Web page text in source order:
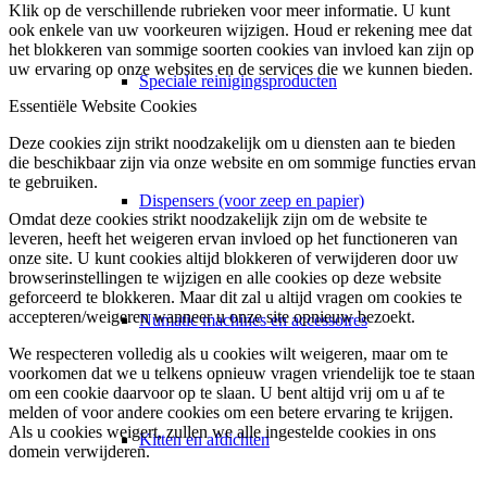
Speciale reinigingsproducten
Dispensers (voor zeep en papier)
Numatic machines en accessoires
Kitten en afdichten
Klik op de verschillende rubrieken voor meer informatie. U kunt
ook enkele van uw voorkeuren wijzigen. Houd er rekening mee dat
het blokkeren van sommige soorten cookies van invloed kan zijn op
uw ervaring op onze websites en de services die we kunnen bieden.
Essentiële Website Cookies
Deze cookies zijn strikt noodzakelijk om u diensten aan te bieden
die beschikbaar zijn via onze website en om sommige functies ervan
te gebruiken.
Omdat deze cookies strikt noodzakelijk zijn om de website te
leveren, heeft het weigeren ervan invloed op het functioneren van
onze site. U kunt cookies altijd blokkeren of verwijderen door uw
browserinstellingen te wijzigen en alle cookies op deze website
geforceerd te blokkeren. Maar dit zal u altijd vragen om cookies te
accepteren/weigeren wanneer u onze site opnieuw bezoekt.
We respecteren volledig als u cookies wilt weigeren, maar om te
voorkomen dat we u telkens opnieuw vragen vriendelijk toe te staan
om een cookie daarvoor op te slaan. U bent altijd vrij om u af te
melden of voor andere cookies om een betere ervaring te krijgen.
Als u cookies weigert, zullen we alle ingestelde cookies in ons
domein verwijderen.